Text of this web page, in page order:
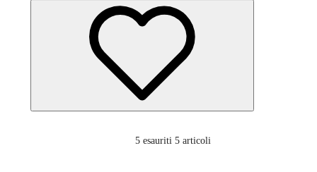
5 esauriti 5 articoli